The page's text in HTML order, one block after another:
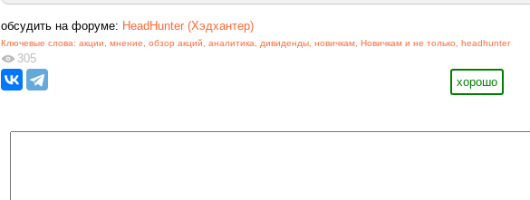
обсудить на форуме: HeadHunter (Хэдхантер)
Ключевые слова: акции, мнение, обзор акций, аналитика, дивиденды, новичкам, Новичкам и не только, headhunter
305
хорошо